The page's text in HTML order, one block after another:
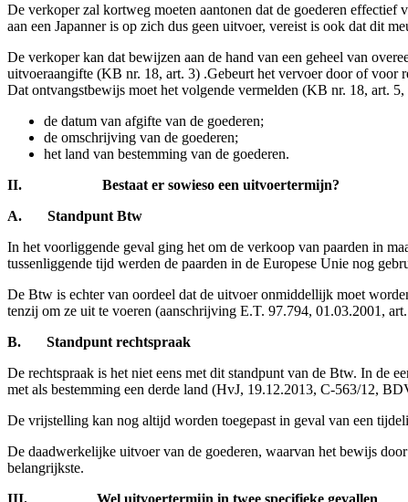
De verkoper zal kortweg moeten aantonen dat de goederen
aan een Japanner is op zich dus geen uitvoer, vereist is ook dat dit
De verkoper kan dat bewijzen aan de hand van een geheel van
uitvoeraangifte (KB nr. 18, art. 3) .Gebeurt het vervoer door of voor
Dat ontvangstbewijs moet het volgende vermelden (KB nr. 18, art. 5,
de datum van afgifte van de goederen;
de omschrijving van de goederen;
het land van bestemming van de goederen.
II. Bestaat er sowieso een uitvoertermijn?
A. Standpunt Btw
In het voorliggende geval ging het om de verkoop van paarden in
tussenliggende tijd werden de paarden in de Europese Unie nog
De Btw is echter van oordeel dat de uitvoer onmiddellijk moet
tenzij om ze uit te voeren (aanschrijving E.T. 97.794, 01.03.2001,
B. Standpunt rechtspraak
De rechtspraak is het niet eens met dit standpunt van de Btw. In de
met als bestemming een derde land (HvJ, 19.12.2013, C-563/12,
De vrijstelling kan nog altijd worden toegepast in geval van een
De daadwerkelijke uitvoer van de goederen, waarvan het bewijs
belangrijkste.
III. Wel uitvoertermijn in twee specifieke gevallen